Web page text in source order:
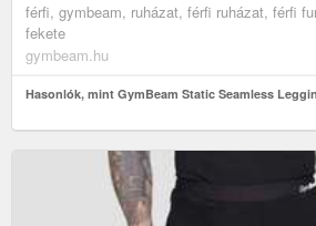
férfi, gymbeam, ruházat, férfi ruházat, férfi
fekete
gymbeam.hu
Hasonlók, mint GymBeam Static Seamless